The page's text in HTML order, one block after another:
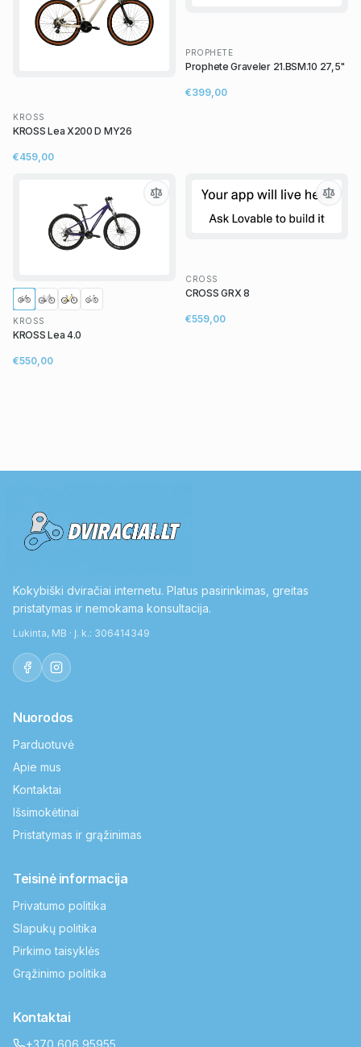
KROSS
KROSS Lea X200 D MY26
€459,00
PROPHETE
Prophete Graveler 21.BSM.10 27,5"
€399,00
KROSS
KROSS Lea 4.0
€550,00
CROSS
CROSS GRX 8
€559,00
Kokybiški dviračiai internetu. Platus pasirinkimas, greitas
pristatymas ir nemokama konsultacija.
Lukinta, MB · Į. k.: 306414349
Nuorodos
Parduotuvė
Apie mus
Kontaktai
Išsimokėtinai
Pristatymas ir grąžinimas
Teisinė informacija
Privatumo politika
Slapukų politika
Pirkimo taisyklės
Grąžinimo politika
Kontaktai